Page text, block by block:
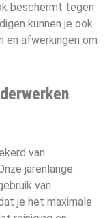
beschermt tegen
kunnen je ook
en afwerkingen om
van
jarenlange
van
je het maximale